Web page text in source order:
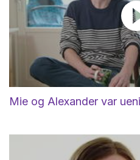
Mie og Alexander var